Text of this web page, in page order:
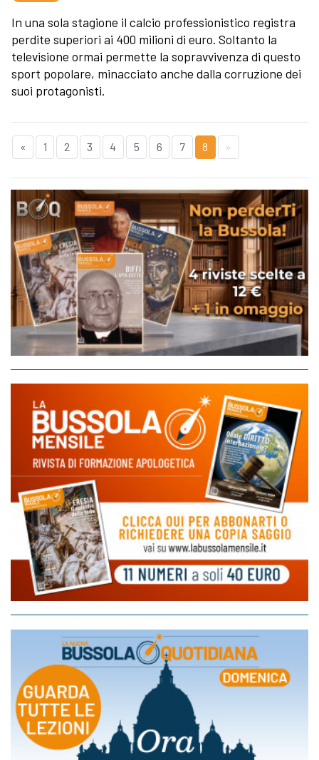
In una sola stagione il calcio professionistico registra
perdite superiori ai 400 milioni di euro. Soltanto la
televisione ormai permette la sopravvivenza di questo
sport popolare, minacciato anche dalla corruzione dei
suoi protagonisti.
« 1 2 3 4 5 6 7 8 »